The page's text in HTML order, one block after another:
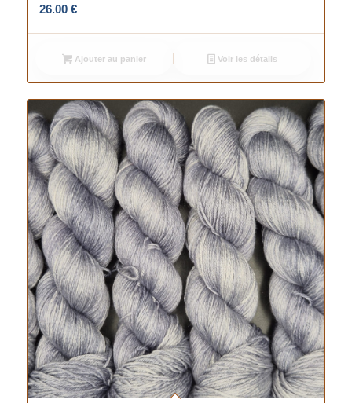
26.00 €
Ajouter au panier Voir les détails